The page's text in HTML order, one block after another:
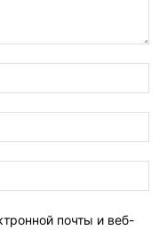
почты и веб-